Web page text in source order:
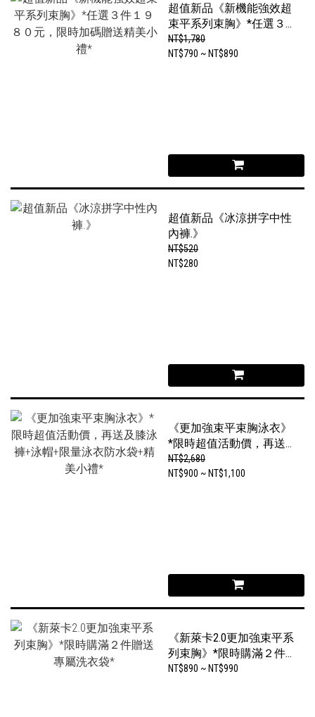
超值新品《新機能強效超
束平系列束胸》*任選３
件１９８０元，限時加碼
贈送精美小禮*
NT$1,780
NT$790 ~ NT$890
超值新品《冰涼拼字中性
內褲.》
NT$520
NT$280
《更加強束平束胸泳衣》
*限時超值活動價，再送
及膝泳褲+泳帽+限量泳衣
防水袋+精美小禮*
NT$2,680
NT$900 ~ NT$1,100
《新萊卡2.0更加強束平系
列束胸》*限時購滿２件
贈送專屬洗衣袋*
NT$890 ~ NT$990